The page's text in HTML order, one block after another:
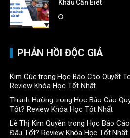
Khẩu Cần Biết
PHẢN HỒI ĐỘC GIẢ
Kim Cúc trong Học Báo Cáo Quyết
Review Khóa Học Tốt Nhất
Thanh Hường trong Học Báo Cáo
Tốt? Review Khóa Học Tốt Nhất
Lê Thị Kim Quyên trong Học Báo
Đâu Tốt? Review Khóa Học Tốt Nhất